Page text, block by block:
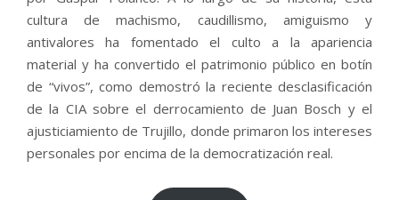
cultura de machismo, caudillismo, amiguismo y
antivalores ha fomentado el culto a la apariencia
material y ha convertido el patrimonio público en botín
de “vivos”, como demostró la reciente desclasificación
de la CIA sobre el derrocamiento de Juan Bosch y el
ajusticiamiento de Trujillo, donde primaron los intereses
personales por encima de la democratización real.